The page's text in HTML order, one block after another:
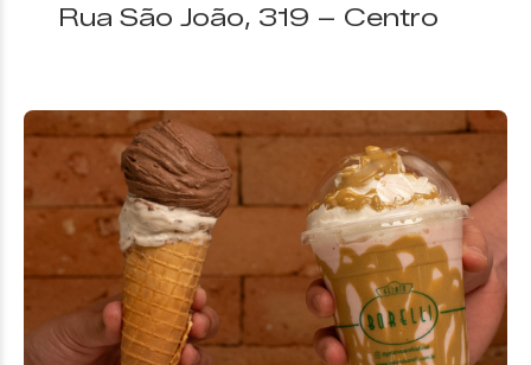
Rua São João, 319 – Centro